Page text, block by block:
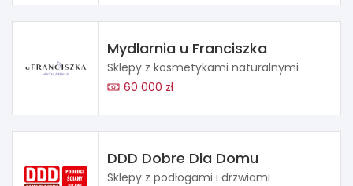
Mydlarnia u Franciszka
Sklepy z kosmetykami naturalnymi
60 000 zł
DDD Dobre Dla Domu
Sklepy z podłogami i drzwiami